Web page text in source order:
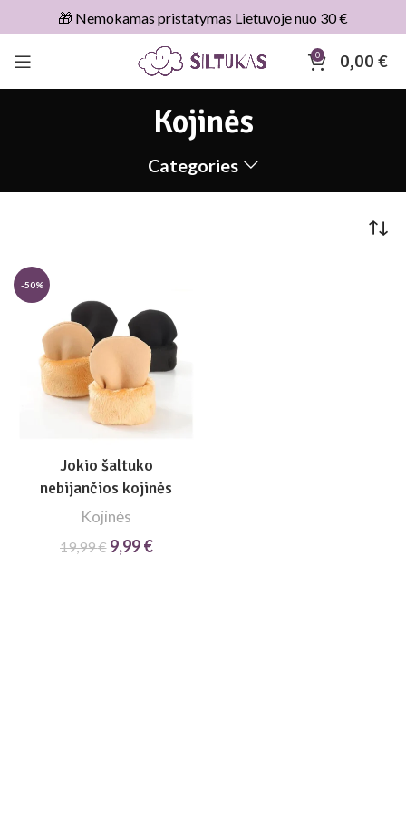
🎁 Nemokamas pristatymas Lietuvoje nuo 30 €
0 0,00 €
Kojinės
Categories
-50%
Jokio šaltuko
nebijančios kojinės
Kojinės
19,99€
Original
9,99€Current